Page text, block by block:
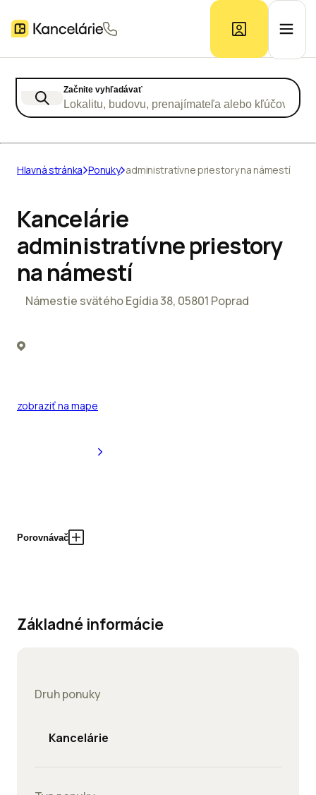
Prieskum trhu
Inzerát
Začnite vyhľadávať
Lokalitu, budovu, prenajímateľa alebo kľúčové
Hlavná stránka Ponuky administratívne priestory na námestí
Kancelárie
administratívne priestory
na námestí
Námestie svätého Egídia 38, 05801 Poprad
zobraziť na mape
Porovnávač
Základné informácie
Druh ponuky
Kancelárie